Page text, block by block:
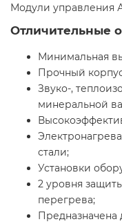
Модули
Отличительные
Минимальная
Прочный
Звуко-,
минеральной
стали;
Установки
2 уровня
перегрева;
Предназначена